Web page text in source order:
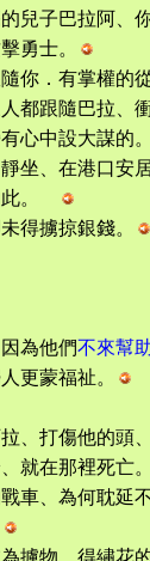
兒子巴拉阿、
勇士。
你．有掌權的
都跟隨巴拉、
心中設大謀的。
靜坐、在港口安居
此。
得擄掠銀錢。
為他們不來幫
更蒙福祉。
、打傷他的頭
就在那裡死亡。
車、為何耽延
擄物、得繡花